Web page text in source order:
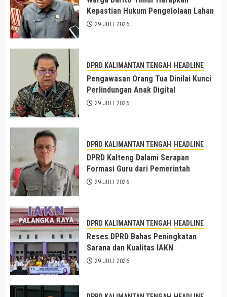
Kepastian Hukum Pengelolaan Lahan
29 JULI 2026
DPRD KALIMANTAN TENGAH HEADLINE
Pengawasan Orang Tua Dinilai Kunci
Perlindungan Anak Digital
29 JULI 2026
DPRD KALIMANTAN TENGAH HEADLINE
DPRD Kalteng Dalami Serapan
Formasi Guru dari Pemerintah
29 JULI 2026
DPRD KALIMANTAN TENGAH HEADLINE
Reses DPRD Bahas Peningkatan
Sarana dan Kualitas IAKN
29 JULI 2026